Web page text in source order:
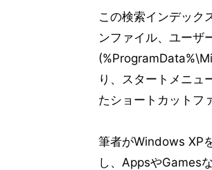
この検索インデック
ンファイル、ユーザ
り、スタートメニュ
たショートカットフ
筆者がWindows XP
し、AppsやGames